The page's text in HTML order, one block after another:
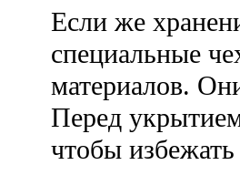
Если же
специальные
материалов.
Перед
чтобы